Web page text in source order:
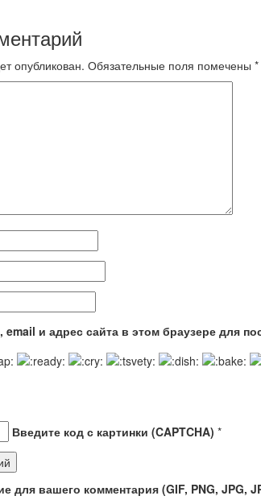
опубликован. Обязательные поля помечены *
и адрес сайта в этом браузере для
Введите код с картинки (CAPTCHA) *
для вашего комментария (GIF, PNG, JPG,